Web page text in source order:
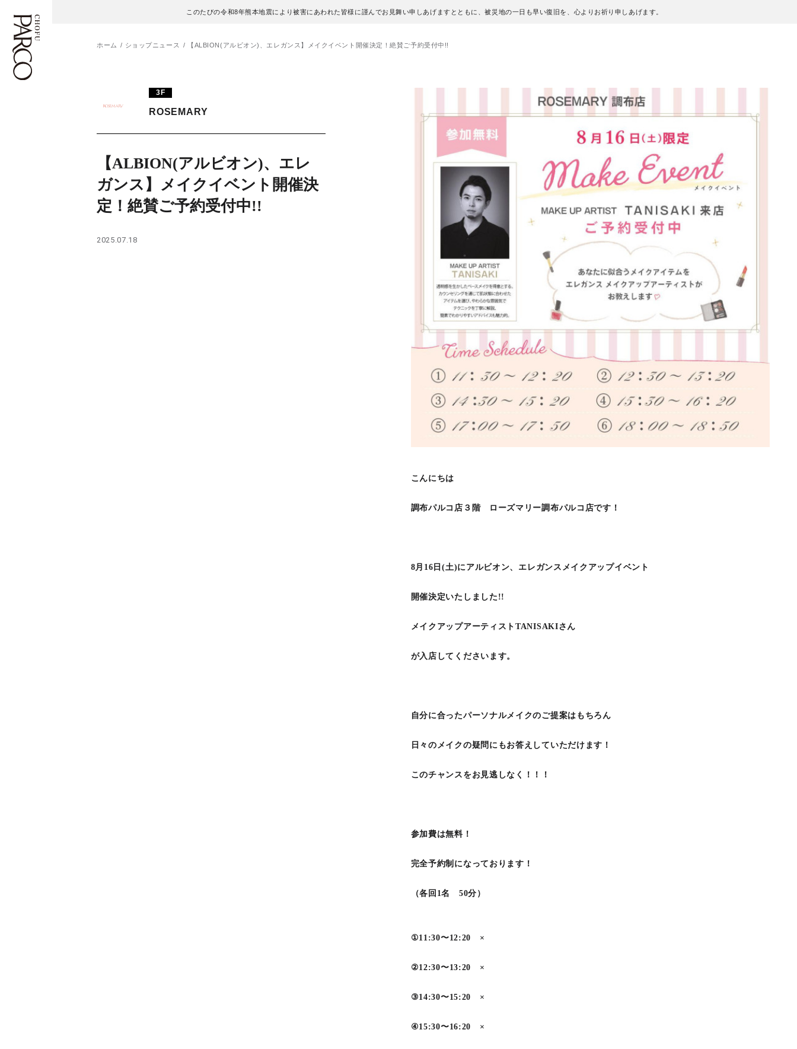
このたびの令和8年熊本地震により被害にあわれた皆様に謹んでお見舞い申しあげますとともに、被災地の一日も早い復旧を、心よりお祈り申しあげます。
施設案内・アクセス
レストラン・カフェ
ภาษาไทย
ホーム ショップニュース 【ALBION(アルビオン)、エレガンス】メイクイベント開催決定！絶賛ご予約受付中!!
3F
ROSEMARY
【ALBION(アルビオン)、エレ
ガンス】メイクイベント開催決
定！絶賛ご予約受付中!!
2025.07.18
こんにちは
調布パルコ店３階 ローズマリー調布パルコ店です！
8月16日(土)にアルビオン、エレガンスメイクアップイベント
開催決定いたしました!!
メイクアップアーティストTANISAKIさん
が入店してくださいます。
自分に合ったパーソナルメイクのご提案はもちろん
日々のメイクの疑問にもお答えしていただけます！
このチャンスをお見逃しなく！！！
参加費は無料！
完全予約制になっております！
（各回1名 50分）
①11:30〜12:20 ×
②12:30〜13:20 ×
③14:30〜15:20 ×
④15:30〜16:20 ×